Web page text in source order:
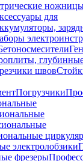
для
швов
Погрузчики
электролобзики
фрезеры